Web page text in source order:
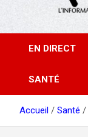
EN DIRECT
SANTÉ
Accueil Santé